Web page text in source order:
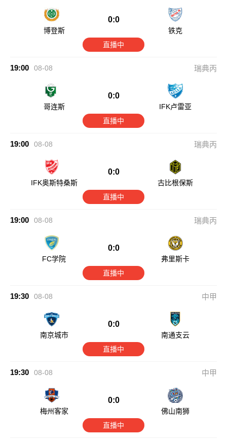
博登斯
0:0
铁克
直播中
19:00 08-08 瑞典丙
哥连斯
0:0
IFK卢雷亚
直播中
19:00 08-08 瑞典丙
IFK奥斯特桑斯
0:0
古比根保斯
直播中
19:00 08-08 瑞典丙
FC学院
0:0
弗里斯卡
直播中
19:30 08-08 中甲
南京城市
0:0
南通支云
直播中
19:30 08-08 中甲
梅州客家
0:0
佛山南狮
直播中